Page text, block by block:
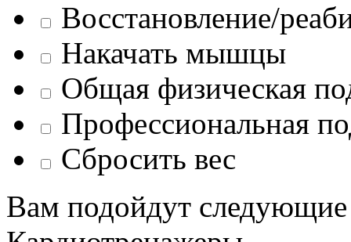
Восстановление/
Накачать мышцы
Общая физическая
Профессиональная
Сбросить вес
Вам подойдут